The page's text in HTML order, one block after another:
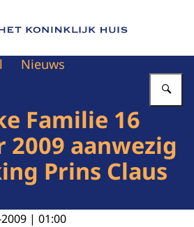
van Het Koninklijk Huis
Nieuws
Familie 16
2009 aanwezig
Prins Claus
| 01:00